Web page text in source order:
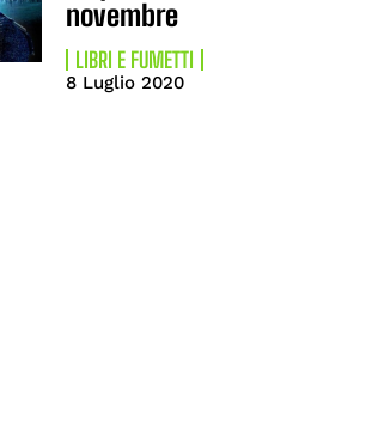
novembre
LIBRI E FUMETTI
8 Luglio 2020